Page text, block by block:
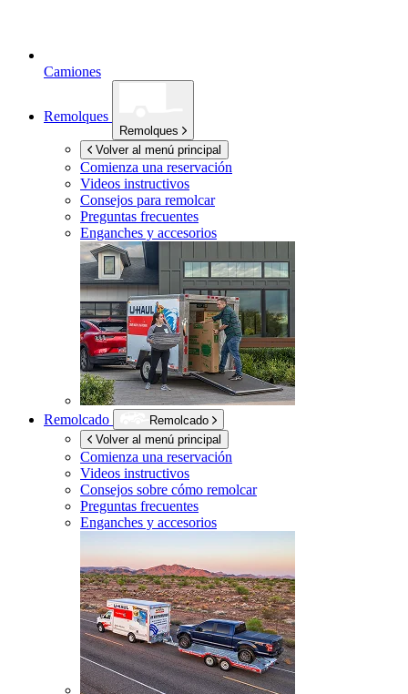
Camiones
Remolques
Remolques
Volver al menú principal
Comienza una reservación
Videos instructivos
Consejos para remolcar
Preguntas frecuentes
Enganches y accesorios
Remolcado
Remolcado
Volver al menú principal
Comienza una reservación
Videos instructivos
Consejos sobre cómo remolcar
Preguntas frecuentes
Enganches y accesorios